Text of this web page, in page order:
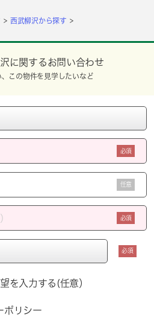
西武柳沢から探す
に関するお問い合わせ
この物件を見学したいなど
必須
任意
必須
必須
を入力する(任意）
ポリシー